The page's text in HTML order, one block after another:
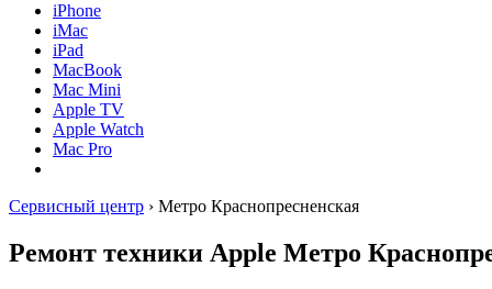
iPhone
iMac
iPad
MacBook
Mac Mini
Apple TV
Apple Watch
Mac Pro
Сервисный центр › Метро Краснопресненская
Ремонт техники Apple Метро